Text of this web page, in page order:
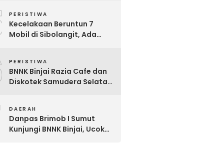
PERISTIWA
Kecelakaan Beruntun 7
Mobil di Sibolangit, Ada
PERISTIWA
BNNK Binjai Razia Cafe dan
Diskotek Samudera Selatan,
DAERAH
Danpas Brimob I Sumut
Kunjungi BNNK Binjai, Ucok